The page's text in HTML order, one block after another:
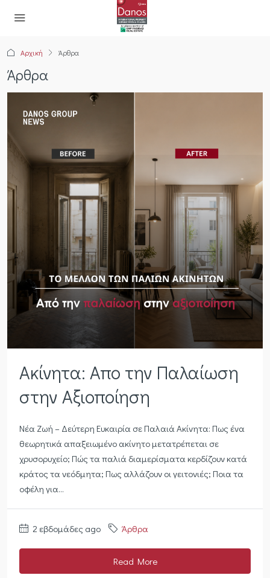
Αρχική Άρθρα
Άρθρα
Ακίνητα: Απο την Παλαίωση
στην Αξιοποίηση
Νέα Ζωή – Δεύτερη Ευκαιρία σε Παλαιά Ακίνητα: Πως ένα
θεωρητικά απαξειωμένο ακίνητο μετατρέπεται σε
χρυσορυχείο; Πώς τα παλιά διαμερίσματα κερδίζουν κατά
κράτος τα νεόδμητα; Πως αλλάζουν οι γειτονιές; Ποια τα
οφέλη για...
2 εβδομάδες ago Άρθρα
Read More